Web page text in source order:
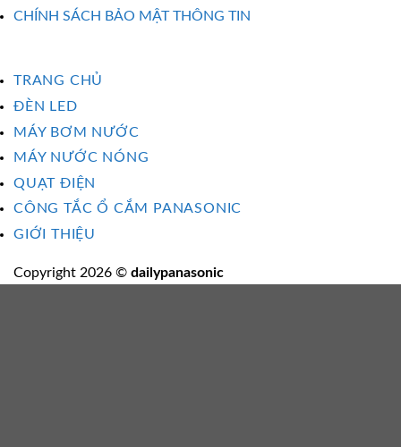
CHÍNH SÁCH BẢO MẬT THÔNG TIN
TRANG CHỦ
ĐÈN LED
MÁY BƠM NƯỚC
MÁY NƯỚC NÓNG
QUẠT ĐIỆN
CÔNG TẮC Ổ CẮM PANASONIC
GIỚI THIỆU
Copyright 2026 © dailypanasonic